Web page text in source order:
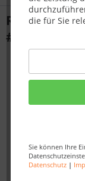
die für Sie
Sie können Ihre
Datenschutz|
REAR
#N475-0417-